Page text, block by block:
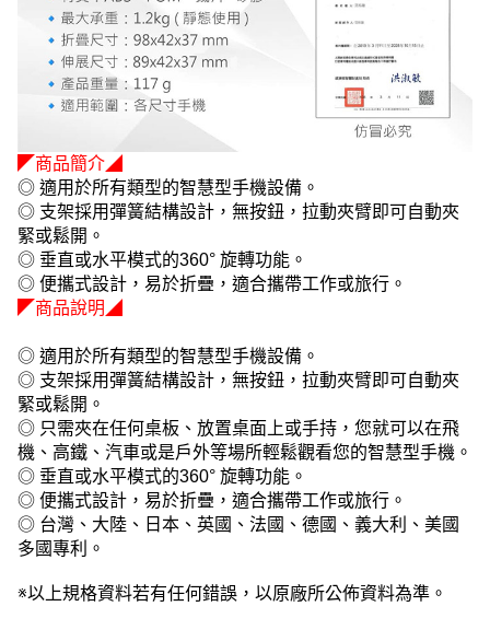
◤商品簡介◢
◎ 適用於所有類型的智慧型手機設備。
◎ 支架採用彈簧結構設計，無按鈕，拉動夾臂即可自動夾
緊或鬆開。
◎ 垂直或水平模式的360° 旋轉功能。
◎ 便攜式設計，易於折疊，適合攜帶工作或旅行。
◤商品說明◢
◎ 適用於所有類型的智慧型手機設備。
◎ 支架採用彈簧結構設計，無按鈕，拉動夾臂即可自動夾
緊或鬆開。
◎ 只需夾在任何桌板、放置桌面上或手持，您就可以在飛
機、高鐵、汽車或是戶外等場所輕鬆觀看您的智慧型手機。
◎ 垂直或水平模式的360° 旋轉功能。
◎ 便攜式設計，易於折疊，適合攜帶工作或旅行。
◎ 台灣、大陸、日本、英國、法國、德國、義大利、美國
多國專利。
※以上規格資料若有任何錯誤，以原廠所公佈資料為準。